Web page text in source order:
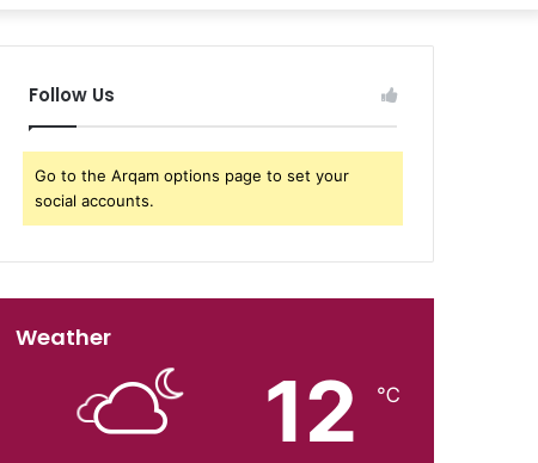
Follow Us
Go to the Arqam options page to set your
social accounts.
Weather
12 ℃